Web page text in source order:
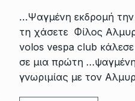
…Ψαγμένη εκδρομή
τη χάσετε Φίλος
volos vespa club
σε μια πρώτη
γνωριμίας με τον